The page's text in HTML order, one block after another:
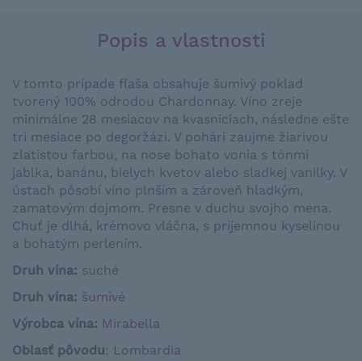
Popis a vlastnosti
V tomto prípade fľaša obsahuje šumivý poklad
tvorený 100% odrodou Chardonnay. Víno zreje
minimálne 28 mesiacov na kvasniciach, následne ešte
tri mesiace po degoržázi. V pohári zaujme žiarivou
zlatistou farbou, na nose bohato vonia s tónmi
jablka, banánu, bielych kvetov alebo sladkej vanilky. V
ústach pôsobí víno plnším a zároveň hladkým,
zamatovým dojmom. Presne v duchu svojho mena.
Chuť je dlhá, krémovo vláčna, s príjemnou kyselinou
a bohatým perlením.
Druh vína: suché
Druh vína: šumivé
Výrobca vína: Mirabella
Oblasť pôvodu: Lombardia